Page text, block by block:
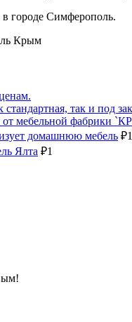
городе Симферополь.
Крым
так и под
от мебельной фабрики
домашнюю мебель ₽1
Ялта ₽1